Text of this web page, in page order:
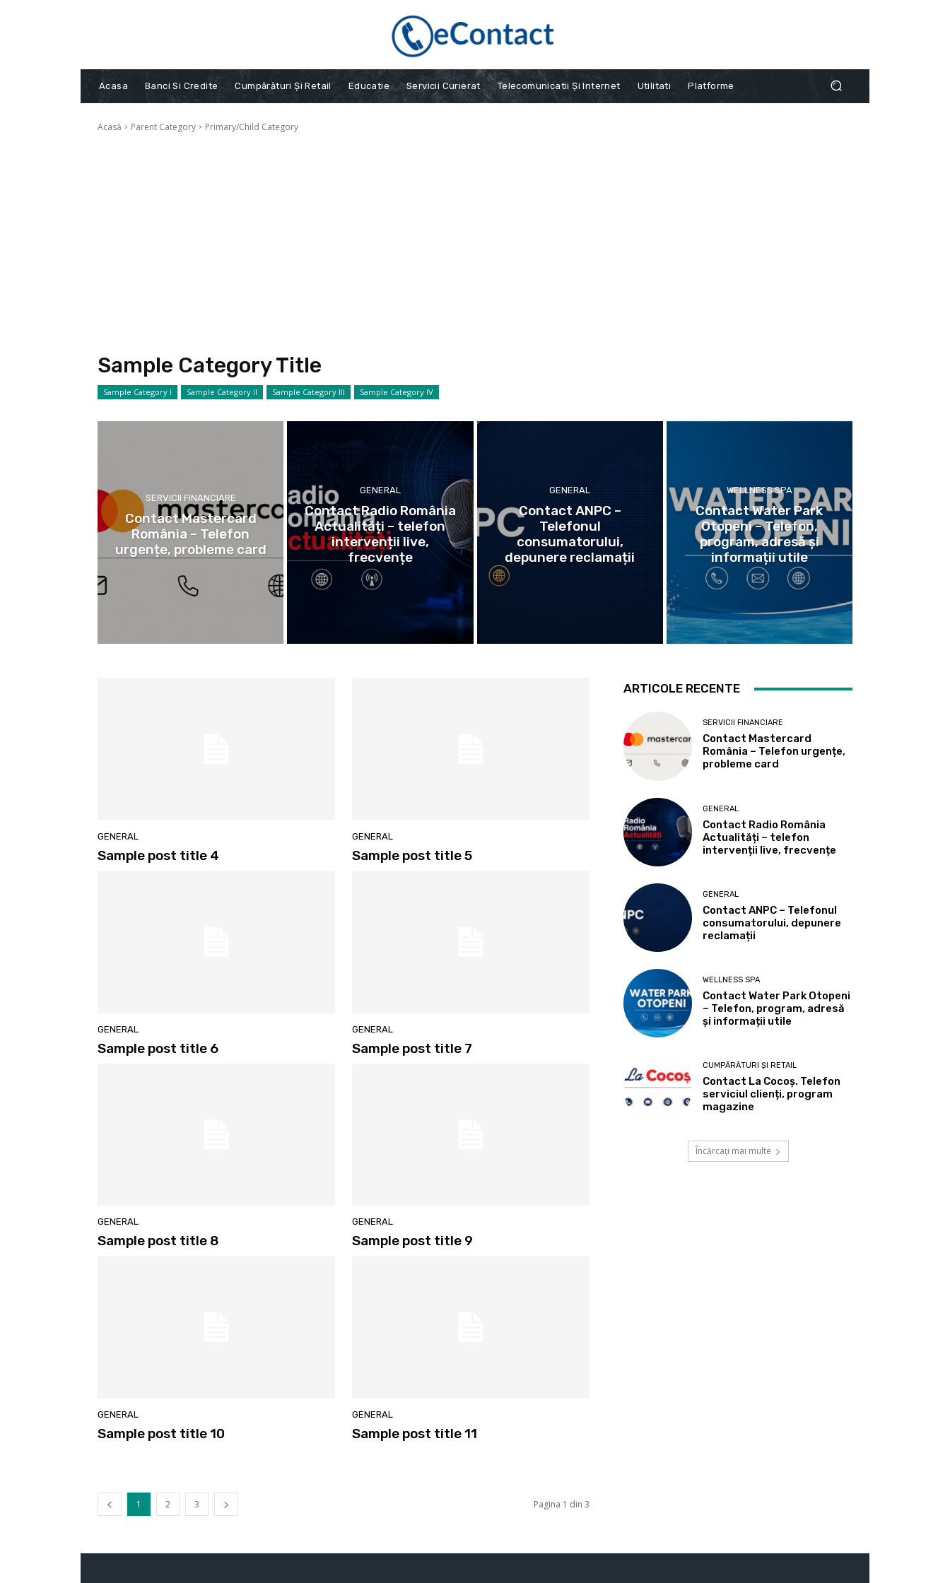
Acasa Banci Si Credite Cumpărături Și Retail Educatie Servicii Curierat Telecomunicatii Și Internet Utilitati Platforme
Acasă Parent Category Primary/Child Category
Sample Category Title
Sample Category I Sample Category II Sample Category III Sample Category IV
SERVICII FINANCIARE
Contact Mastercard
România – Telefon
urgențe, probleme card
GENERAL
Contact Radio România
Actualități – telefon
intervenții live,
frecvențe
GENERAL
Contact ANPC –
Telefonul
consumatorului,
depunere reclamații
WELLNESS SPA
Contact Water Park
Otopeni – Telefon,
program, adresă și
informații utile
GENERAL
Sample post title 4
GENERAL
Sample post title 5
GENERAL
Sample post title 6
GENERAL
Sample post title 7
GENERAL
Sample post title 8
GENERAL
Sample post title 9
GENERAL
Sample post title 10
GENERAL
Sample post title 11
1 2 3 Pagina 1 din 3
ARTICOLE RECENTE
SERVICII FINANCIARE
Contact Mastercard
România – Telefon urgențe,
probleme card
GENERAL
Contact Radio România
Actualități – telefon
intervenții live, frecvențe
GENERAL
Contact ANPC – Telefonul
consumatorului, depunere
reclamații
WELLNESS SPA
Contact Water Park Otopeni
– Telefon, program, adresă
și informații utile
CUMPĂRĂTURI ȘI RETAIL
Contact La Cocoș. Telefon
serviciul clienți, program
magazine
Încărcați mai multe